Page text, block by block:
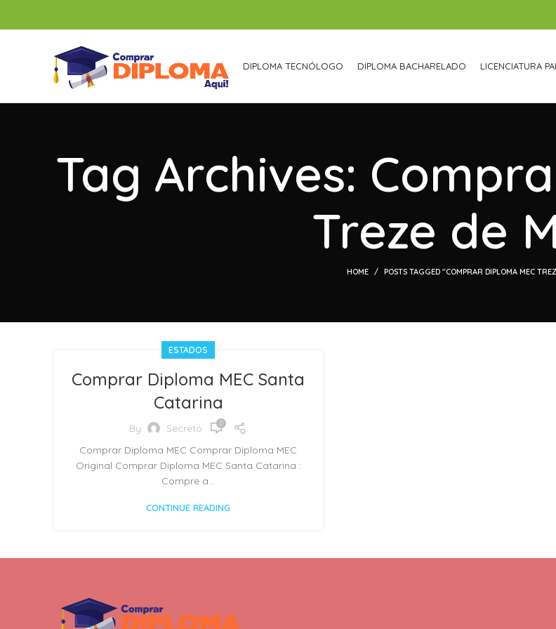
DIPLOMA TECNÓLOGO DIPLOMA BACHARELADO LICENCIATURA
Tag Archives:
Treze de
HOME POSTS TAGGED "COMPRAR DIPLOMA MEC
ESTADOS
Comprar Diploma MEC Santa
Catarina
By Secreto 0
Comprar Diploma MEC Comprar Diploma MEC
Original Comprar Diploma MEC Santa Catarina :
Compre a...
CONTINUE READING